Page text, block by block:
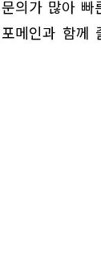
의가 많아
메인과 함께